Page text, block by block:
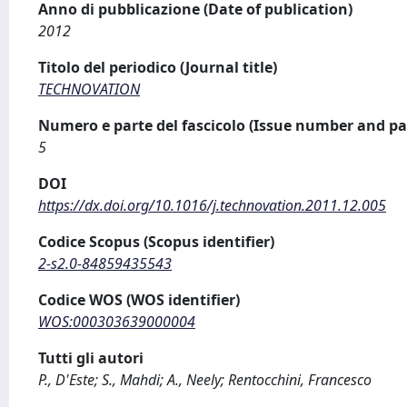
Anno di pubblicazione (Date of publication)
2012
Titolo del periodico (Journal title)
TECHNOVATION
Numero e parte del fascicolo (Issue number and
5
DOI
https://dx.doi.org/10.1016/j.technovation.2011.12.005
Codice Scopus (Scopus identifier)
2-s2.0-84859435543
Codice WOS (WOS identifier)
WOS:000303639000004
Tutti gli autori
P., D'Este; S., Mahdi; A., Neely; Rentocchini, Francesco